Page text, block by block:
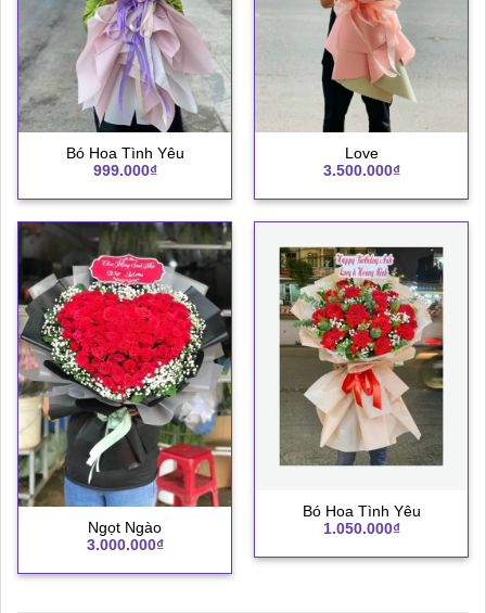
Bó Hoa Tình Yêu
999.000₫
Love
3.500.000₫
Ngọt Ngào
3.000.000₫
Bó Hoa Tình Yêu
1.050.000₫